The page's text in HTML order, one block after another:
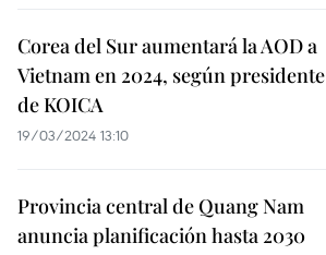
Corea del Sur aumentará la AOD a
Vietnam en 2024, según presidente
de KOICA
19/03/2024 13:10
Provincia central de Quang Nam
anuncia planificación hasta 2030